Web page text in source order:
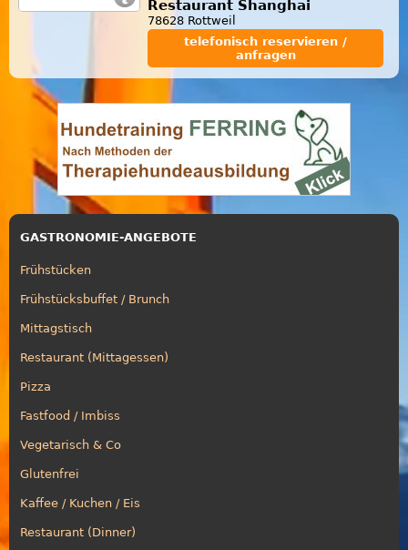
Restaurant Shanghai
78628 Rottweil
telefonisch reservieren /
anfragen
GASTRONOMIE-ANGEBOTE
Frühstücken
Frühstücksbuffet / Brunch
Mittagstisch
Restaurant (Mittagessen)
Pizza
Fastfood / Imbiss
Vegetarisch & Co
Glutenfrei
Kaffee / Kuchen / Eis
Restaurant (Dinner)